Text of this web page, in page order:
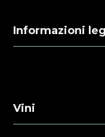
Informazioni
Vini